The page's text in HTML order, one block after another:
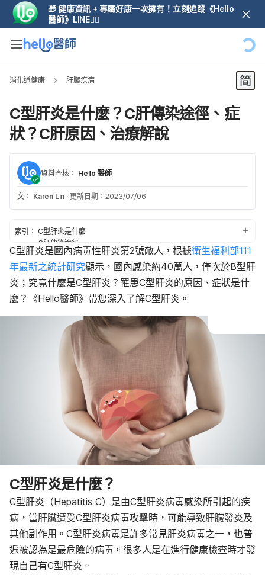
🎁 健康資訊 + 專屬好康一次擁有！立刻追蹤《Hello
醫師》LINE👆🏼
消化道健康 肝臟疾病
C型肝炎是什麼？C肝傳染途徑、症
狀？C肝原因、治療解說
資料查核： Hello 醫師
文： Karen Lin · 更新日期：2023/07/06
索引： C型肝炎是什麼
C肝傳染途徑
C型肝炎症狀
C型肝炎的感染原因
C型肝炎的診斷與治療
C型肝炎的預防與照護
C型肝炎是國內病毒性肝炎第2號敵人，根據衛生福利部111
年最新之統計研究顯示，國內感染約40萬人，僅次於B型肝
炎；究竟什麼是C型肝炎？罹患C型肝炎的原因、症狀是什
麼？《Hello醫師》帶您深入了解C型肝炎。
C型肝炎是什麼？
C型肝炎（Hepatitis C）是由C型肝炎病毒感染所引起的疾
病，當肝臟遭受C型肝炎病毒攻擊時，可能導致肝臟發炎及
其他副作用。C型肝炎病毒是許多常見肝炎病毒之一，也普
遍被認為是最危險的病毒。很多人是在進行健康檢查時才發
現自己有C型肝炎。